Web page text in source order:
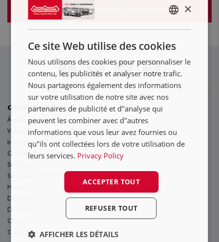
CONNECTEZ-VOUS AVEC UN COMPTE
QUI SOMMES NOUS
À propos de Nooteboom
Valeurs
Innovation
Qualité et longévité
Stratégie
Segments de marché
Histoire
Direction
Direction
Organisation
Contact
×
Ce site Web utilise des cookies
Nous utilisons des cookies pour personnaliser le
contenu, les publicités et analyser notre trafic.
Nous partageons également des informations
sur votre utilisation de notre site avec nos
partenaires de publicité et d"analyse qui
peuvent les combiner avec d"autres
informations que vous leur avez fournies ou
qu"ils ont collectées lors de votre utilisation de
leurs services. Privacy Policy
ACCEPTER TOUT
REFUSER TOUT
AFFICHER LES DÉTAILS